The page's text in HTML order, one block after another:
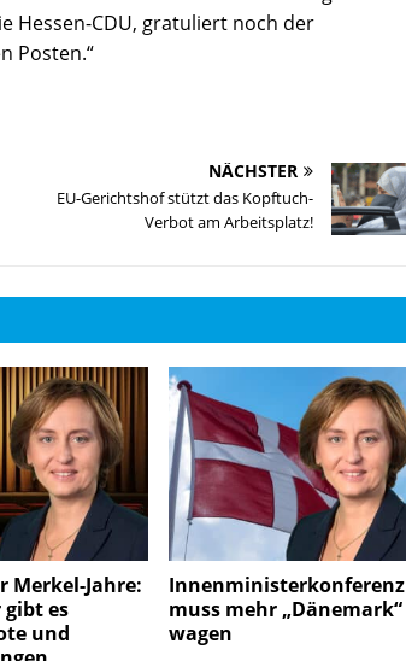
Hessen-CDU, gratuliert noch der
Posten.“
NÄCHSTER
EU-Gerichtshof stützt das Kopftuch-
Verbot am Arbeitsplatz!
Merkel-Jahre:
es
und
Innenministerkonferenz
muss mehr „Dänemark“
wagen